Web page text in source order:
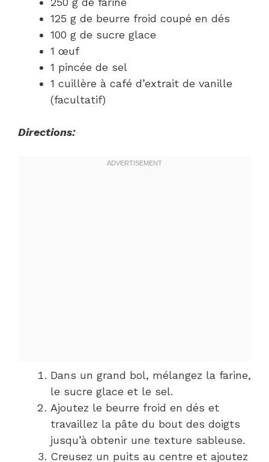
125 g de beurre froid coupé en dés
100 g de sucre glace
1 œuf
1 pincée de sel
1 cuillère à café d’extrait de vanille
(facultatif)
Directions:
Dans un grand bol, mélangez la farine,
le sucre glace et le sel.
Ajoutez le beurre froid en dés et
travaillez la pâte du bout des doigts
jusqu’à obtenir une texture sableuse.
Creusez un puits au centre et ajoutez